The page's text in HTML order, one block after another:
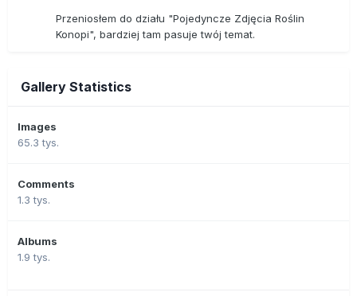
Przeniosłem do działu "Pojedyncze Zdjęcia Roślin
Konopi", bardziej tam pasuje twój temat.
Gallery Statistics
Images
65.3 tys.
Comments
1.3 tys.
Albums
1.9 tys.